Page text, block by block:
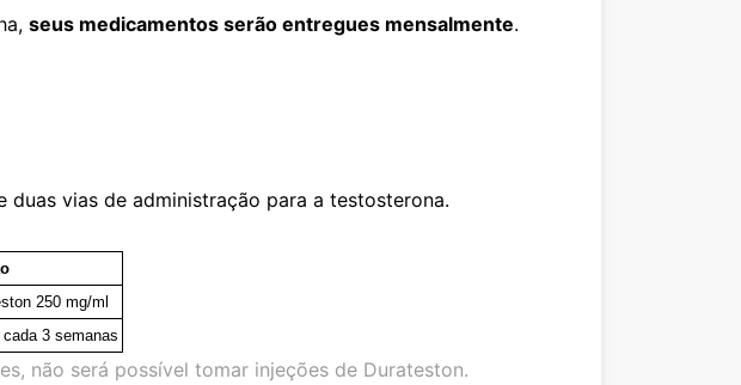
seus medicamentos serão entregues mensalmente.
duas vias de administração para a testosterona.
250 mg/ml
3 semanas
não será possível tomar injeções de Durateston.